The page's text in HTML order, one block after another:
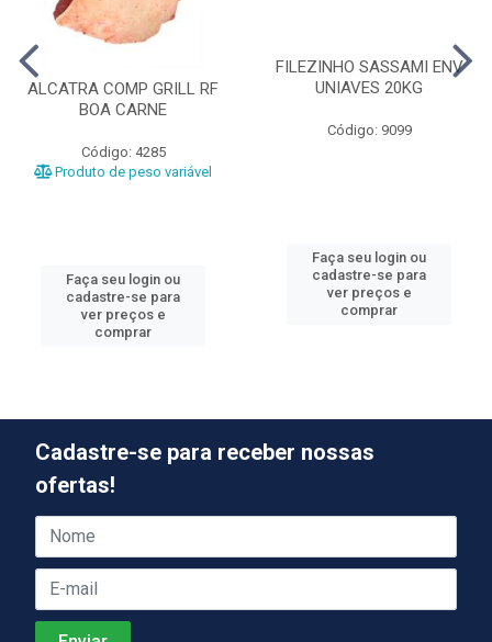
ALCATRA COMP GRILL RF
BOA CARNE
Código: 4285
Produto de peso variável
Faça seu login ou
cadastre-se para
ver preços e
comprar
FILEZINHO SASSAMI ENV
UNIAVES 20KG
Código: 9099
Faça seu login ou
cadastre-se para
ver preços e
comprar
Cadastre-se para receber nossas
ofertas!